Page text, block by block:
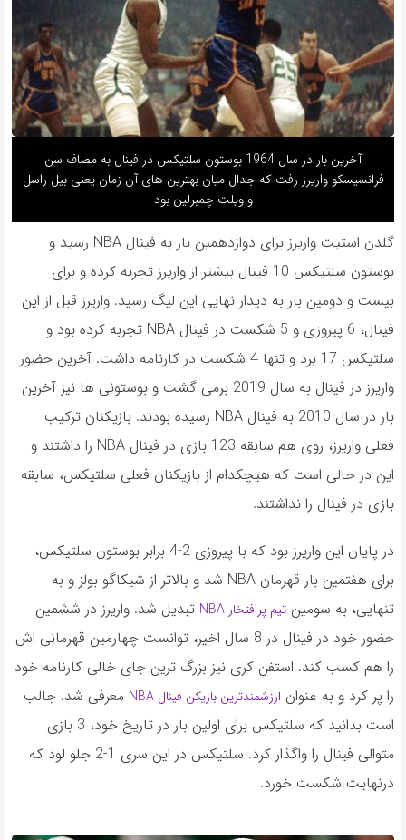
آخرين بار در سال 1964 بوستون سلتيكس در فينال به مصاف سن
فرانسيسكو واريرز رفت كه جدال ميان بهترين هاى آن زمان يعنى بيل راسل
و ويلت چمبرلين بود
گلدن استيت واريرز براى دوازدهمين بار به فينال NBA رسید و
بوستون سلتيكس 10 فينال بيشتر از واريرز تجربه كرده و براى
بيست و دومين بار به ديدار نهايى اين ليگ رسید. واريرز قبل از این
فینال، 6 پيروزى و 5 شكست در فينال NBA تجربه كرده بود و
سلتيكس 17 برد و تنها 4 شكست در كارنامه داشت. آخرين حضور
واريرز در فينال به سال 2019 برمى گشت و بوستونى ها نيز آخرين
بار در سال 2010 به فينال NBA رسيده بودند. بازيكنان تركيب
فعلى واريرز، روى هم سابقه 123 بازى در فينال NBA را داشتند و
اين در حالى است كه هيچكدام از بازيكنان فعلى سلتيكس، سابقه
بازى در فينال را نداشتند.
در پایان این واریرز بود که با پیروزی 2-4 برابر بوستون سلتیکس،
برای هفتمین بار قهرمان NBA شد و بالاتر از شیکاگو بولز و به
تنهایی، به سومین تیم پرافتخار NBA
تبدیل شد. واریرز در ششمین
حضور خود در فینال در 8 سال اخیر، توانست چهارمین قهرمانی اش
را هم کسب کند. استفن کری نیز بزرگ ترین جای خالی کارنامه خود
را پر کرد و به عنوان ارزشمندترین بازیکن فینال NBA
معرفی شد. جالب
است بدانید که سلتیکس برای اولین بار در تاریخ خود، 3 بازی
متوالی فینال را واگذار کرد. سلتیکس در این سری 1-2 جلو لود که
درنهایت شکست خورد.